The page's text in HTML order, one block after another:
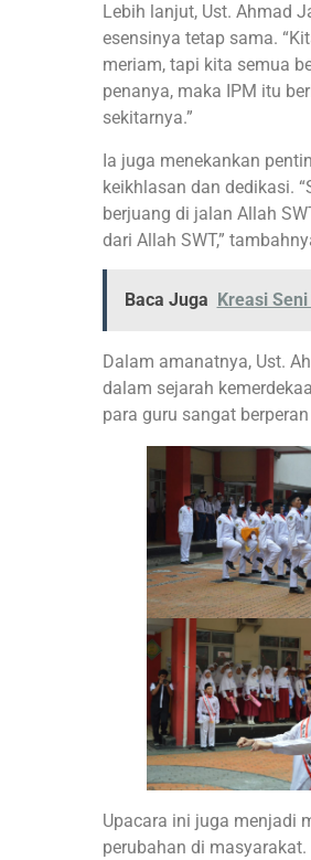
Lebih lanjut, Ust. Ahmad
esensinya tetap sama.
meriam, tapi kita semua
penanya, maka IPM itu
sekitarnya.”
Ia juga menekankan
keikhlasan dan dedikasi.
berjuang di jalan Allah
dari Allah SWT,”
Baca Juga Kreasi
Dalam amanatnya, Ust.
dalam sejarah
para guru sangat
Upacara ini juga menjadi
perubahan di